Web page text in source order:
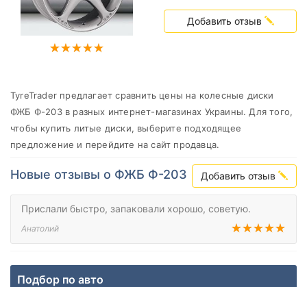
Добавить отзыв
TyreTrader предлагает сравнить цены на колесные диски
ФЖБ Ф-203 в разных интернет-магазинах Украины. Для того,
чтобы купить литые диски, выберите подходящее
предложение и перейдите на сайт продавца.
Новые отзывы о ФЖБ Ф-203 Добавить отзыв
Прислали быстро, запаковали хорошо, советую.
Анатолий
Вылет (ET)
FJB
Все бренды
Тип диска
Сбросить Подобрать
Подбор по авто